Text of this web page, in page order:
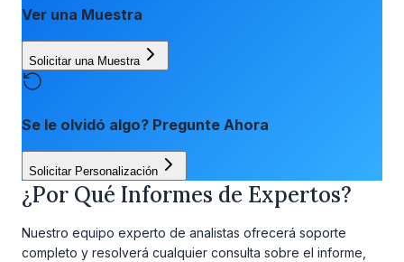
Ver una Muestra
Solicitar una Muestra
Se le olvidó algo? Pregunte Ahora
Solicitar Personalización
¿Por Qué Informes de Expertos?
Nuestro equipo experto de analistas ofrecerá soporte
completo y resolverá cualquier consulta sobre el informe,